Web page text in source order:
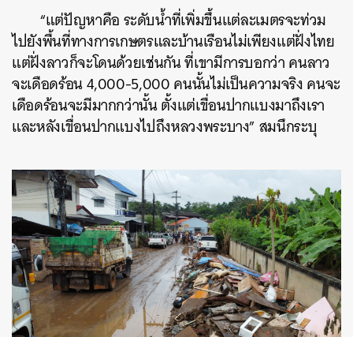
“แต่ปัญหาคือ ระดับน้ำที่เพิ่มขึ้นแต่ละเมตรจะท่วม
ไปยังพื้นที่ทางการเกษตรและบ้านเรือนไม่เพียงแต่ฝั่งไทย
แต่ฝั่งลาวก็จะโดนด้วยเช่นกัน ที่เขามีการบอกว่า คนลาว
จะเดือดร้อน 4,000-5,000 คนนั้นไม่เป็นความจริง คนจะ
เดือดร้อนจะมีมากกว่านั้น ตั้งแต่เขื่อนปากแบงมาถึงเรา
และหลังเขื่อนปากแบงไปถึงหลวงพระบาง” สมนึกระบุ